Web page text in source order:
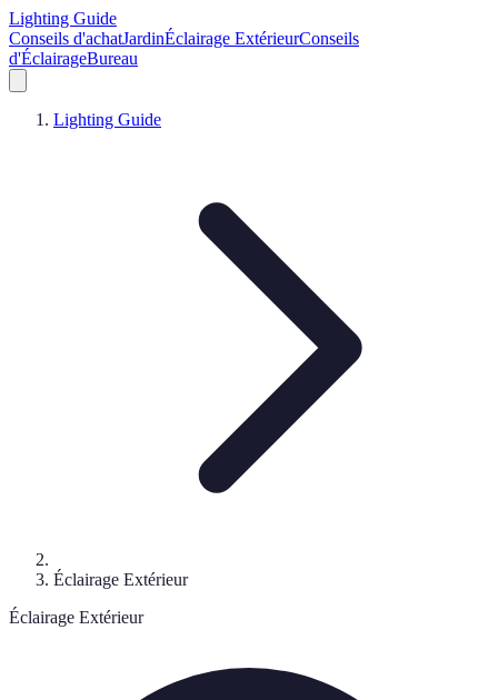
Lighting Guide
Conseils d'achatJardinÉclairage ExtérieurConseils
d'ÉclairageBureau
Lighting Guide
Éclairage Extérieur
Éclairage Extérieur